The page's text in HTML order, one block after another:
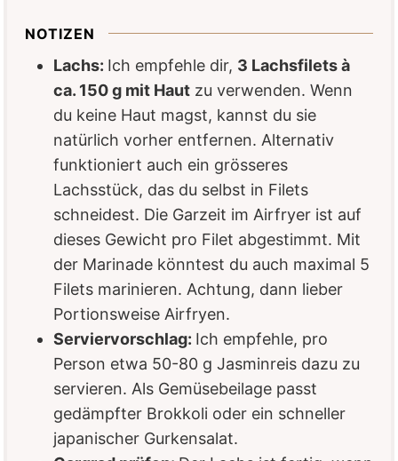
NOTIZEN
Lachs: Ich empfehle dir, 3 Lachsfilets à
ca. 150 g mit Haut zu verwenden. Wenn
du keine Haut magst, kannst du sie
natürlich vorher entfernen. Alternativ
funktioniert auch ein grösseres
Lachsstück, das du selbst in Filets
schneidest. Die Garzeit im Airfryer ist auf
dieses Gewicht pro Filet abgestimmt. Mit
der Marinade könntest du auch maximal 5
Filets marinieren. Achtung, dann lieber
Portionsweise Airfryen.
Serviervorschlag: Ich empfehle, pro
Person etwa 50-80 g Jasminreis dazu zu
servieren. Als Gemüsebeilage passt
gedämpfter Brokkoli oder ein schneller
japanischer Gurkensalat.